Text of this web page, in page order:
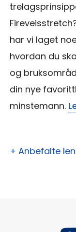
har vi laget
hvordan du
og
din nye
minstemann.
+ Anbefalte